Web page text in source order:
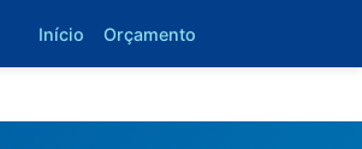
Início Orçamento